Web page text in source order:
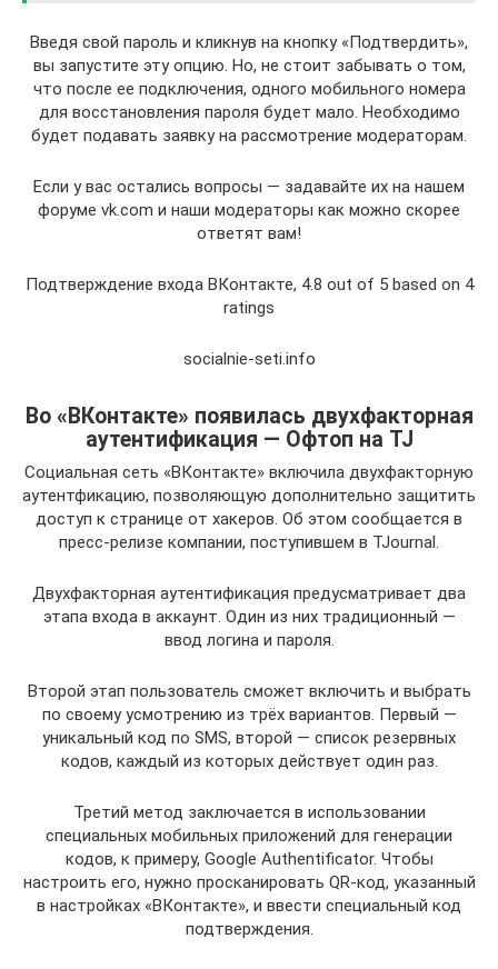
Введя свой пароль и кликнув на кнопку «Подтвердить»,
вы запустите эту опцию. Но, не стоит забывать о том,
что после ее подключения, одного мобильного номера
для восстановления пароля будет мало. Необходимо
будет подавать заявку на рассмотрение модераторам.
Если у вас остались вопросы — задавайте их на нашем
форуме vk.com и наши модераторы как можно скорее
ответят вам!
Подтверждение входа ВКонтакте, 4.8 out of 5 based on 4
ratings
socialnie-seti.info
Во «ВКонтакте» появилась двухфакторная
аутентификация — Офтоп на TJ
Социальная сеть «ВКонтакте» включила двухфакторную
аутентфикацию, позволяющую дополнительно защитить
доступ к странице от хакеров. Об этом сообщается в
пресс-релизе компании, поступившем в TJournal.
Двухфакторная аутентификация предусматривает два
этапа входа в аккаунт. Один из них традиционный —
ввод логина и пароля.
Второй этап пользователь сможет включить и выбрать
по своему усмотрению из трёх вариантов. Первый —
уникальный код по SMS, второй — список резервных
кодов, каждый из которых действует один раз.
Третий метод заключается в использовании
специальных мобильных приложений для генерации
кодов, к примеру, Google Authentificator. Чтобы
настроить его, нужно просканировать QR-код, указанный
в настройках «ВКонтакте», и ввести специальный код
подтверждения.